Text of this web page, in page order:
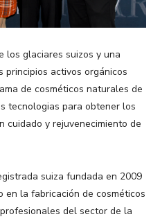
los glaciares suizos y una
principios activos orgánicos
de cosméticos naturales de
tecnologias para obtener los
cuidado y rejuvenecimiento de
suiza fundada en 2009
en la fabricación de cosméticos
del sector de la